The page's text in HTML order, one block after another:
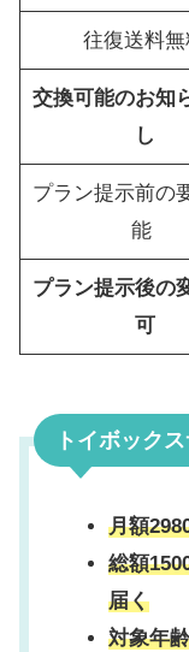
往復送料
交換可能のお知
し
プラン提示前の
能
プラン提示後の
可
トイボック
月額
総額
届く
対象年